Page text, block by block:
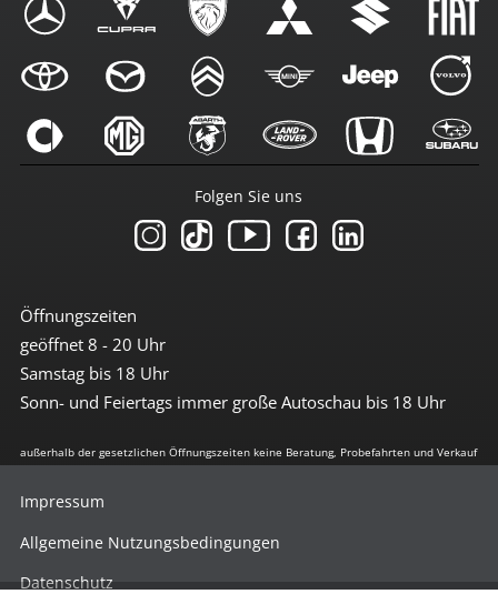
Öffnungszeiten
geöffnet 8 - 20 Uhr
Samstag bis 18 Uhr
Sonn- und Feiertags immer große Autoschau bis 18 Uhr
Folgen Sie uns
außerhalb der gesetzlichen Öffnungszeiten keine Beratung, Probefahrten und Verkauf
Impressum
Allgemeine Nutzungsbedingungen
Datenschutz